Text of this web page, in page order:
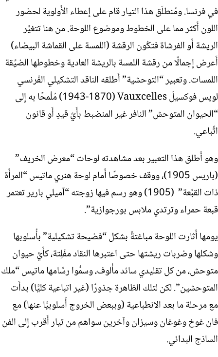
في فرنسا. ومُنطلَق هذا التيار قام على إِعطاء الأَولوية لحضور
اللون أَكثر مما على الخطوط وموضوع اللوحة. من هنا تتغيَّر
الريشة أَو الفرشاة فتكُون الرقشة (اللمسة على القماشة البيضاء)
أَعرض إِجمالًا من رقشة اللمسة بالريشة العادية وخطوطها الضيِّقة
اللمسات. وتعبير “التوحشية” أَطلقه الناقد التشكيلي الفْرنسي
لويس فوكسيلّVauxcelles
(1870-1943) مُلْمحًا به إِلى
“الحيوان المتوحش” النافر غير المنضبط بأَيِّ قيدٍ أَو قانون
اتِّباعي.
وهو أَطلق هذا التعبير بعد مشاهدته لوحات “معرض الخريف”
(باريس 1905)، ووقف خصوصًا أَمام لوحة هنري ماتيس “المرأَة
ذات القبَّعة” (1905) وهو رسم فيها زوجته “آميلي بارير تعتمر
قبعة حمراء وترتدي ملابس بورجوازية”.
يومها أَثارت اللوحة مباغتةً بشكل “فضيحة تشكيلية” بأُسلوبها
وشكلها وضربات ريشتها حتى اعتبرها النقاد مفْلِتة، كأَيِّ حيوان
متوحش، من كل تقليدي سائد مأْلوف، وسمُّوا رسَّامها ماتيس “ملك
المتوحشين”. لكن لتلك الظاهرة جذورًا (غير اتباعية كليًّا) بدأَت
مع مرحلة ما بعد الانطباعية (وببعض الخروج أُسلوبيًّا عنها) مع
فان غوخ وغوغان وسيزان وآخرين سواهم من تيار أَقرب إِلى الفن
الساذج البدائي.